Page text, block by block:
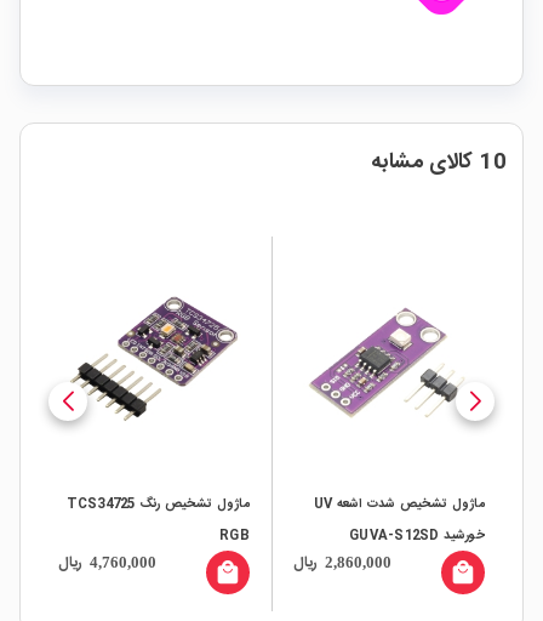
10 کالای مشابه
ماژول تشخیص شدت اشعه UV
خورشید GUVA-S12SD
2,860,000 ریال local_mall
ماژول تشخیص رنگ TCS34725
RGB
4,760,000 ریال local_mall